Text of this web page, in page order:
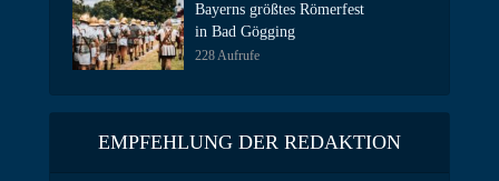
Bayerns größtes Römerfest
in Bad Gögging
228 Aufrufe
EMPFEHLUNG DER REDAKTION